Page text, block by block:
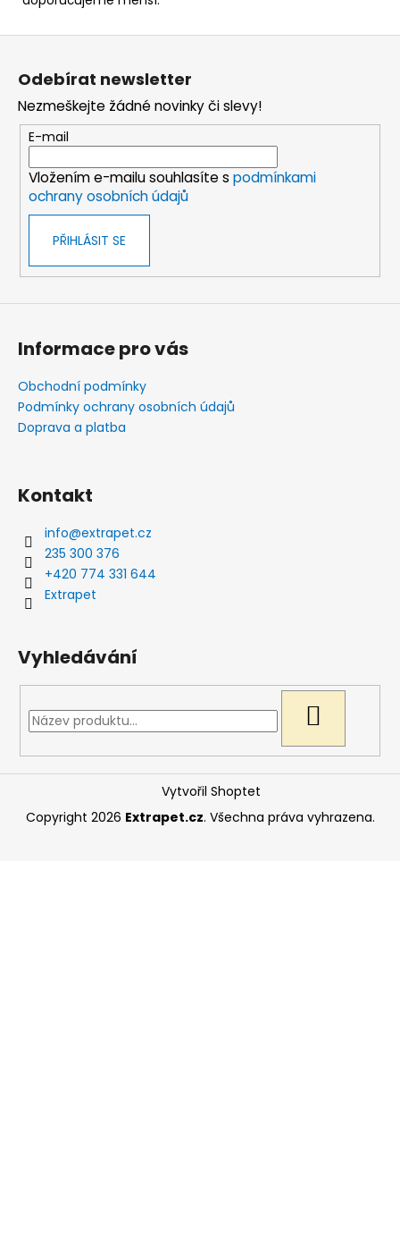
Z
Odebírat newsletter
Nezmeškejte žádné novinky či slevy!
E-mail
Vložením e-mailu souhlasíte s podmínkami
ochrany osobních údajů
PŘIHLÁSIT SE
Informace pro vás
Obchodní podmínky
Podmínky ochrany osobních údajů
Doprava a platba
Kontakt
info@extrapet.cz
235 300 376
+420 774 331 644
Extrapet
Vyhledávání
Vytvořil Shoptet
Copyright 2026 Extrapet.cz. Všechna práva vyhrazena.